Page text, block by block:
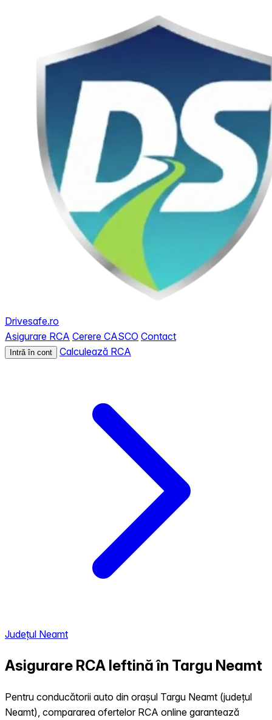
Drivesafe.ro
Asigurare RCA Cerere CASCO Contact
Intră în cont Calculează RCA
Județul Neamt
Asigurare RCA Ieftină în Targu Neamt
Pentru conducătorii auto din orașul Targu Neamt (județul
Neamt), compararea ofertelor RCA online garantează